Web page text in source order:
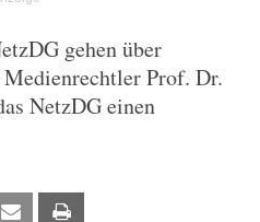
gehen über
Prof. Dr.
NetzDG einen
Email